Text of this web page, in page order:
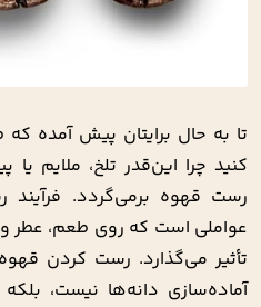
تا به حال برایتان پیش آمده
کنید چرا این‌قدر تلخ، ملایم
رست قهوه برمی‌گردد.
عواملی است که روی طعم، عطر
تأثیر می‌گذارد. رست کردن
آماده‌سازی دانه‌ها نیست،